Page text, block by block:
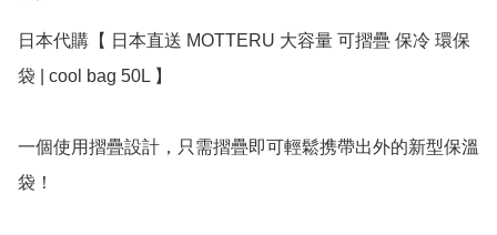
日本代購【 日本直送 MOTTERU 大容量 可摺疊 保冷 環保
袋 | cool bag 50L 】﻿
一個使用摺疊設計，只需摺疊即可輕鬆携帶出外的新型保溫
袋！